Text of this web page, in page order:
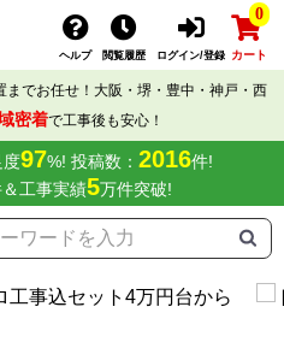
ヘルプ 閲覧履歴 ログイン/登録
0
カート
でお任せ！大阪・堺・豊中・神戸・西
密着で工事後も安心！
度97%! 投稿数： 2016件!
工事実績5万件突破!